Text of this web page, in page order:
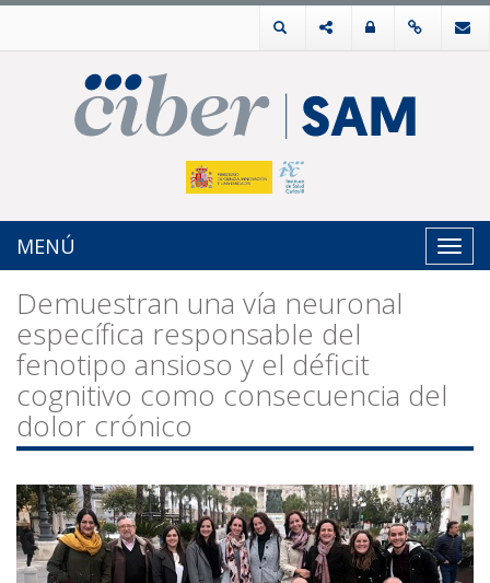
MENÚ
Demuestran una vía neuronal
específica responsable del
fenotipo ansioso y el déficit
cognitivo como consecuencia del
dolor crónico